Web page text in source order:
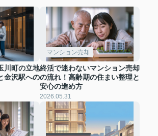
川町の立地
金沢駅への
マンション売却
終活で迷わないマンション売却
の流れ！高齢期の住まい整理と
安心の進め方
2026.05.31